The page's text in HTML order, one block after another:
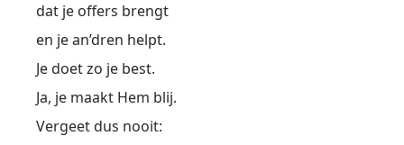
dat je offers brengt
en je an’dren helpt.
Je doet zo je best.
Ja, je maakt Hem blij.
Vergeet dus nooit: